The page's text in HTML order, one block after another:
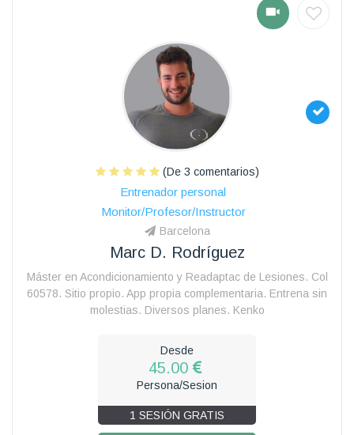
(De 3 comentarios)
Entrenador personal
Monitor/Profesor/Instructor
Barcelona
Marc D. Rodríguez
Máster en Acondicionamiento y Readaptac de Lesiones. Col
60578. Sitio propio. App propia complementaria. Entrena sin
molestias. Diversos planes. Kenko
Desde
45.00
Persona/Sesion
1 SESIÓN GRATIS